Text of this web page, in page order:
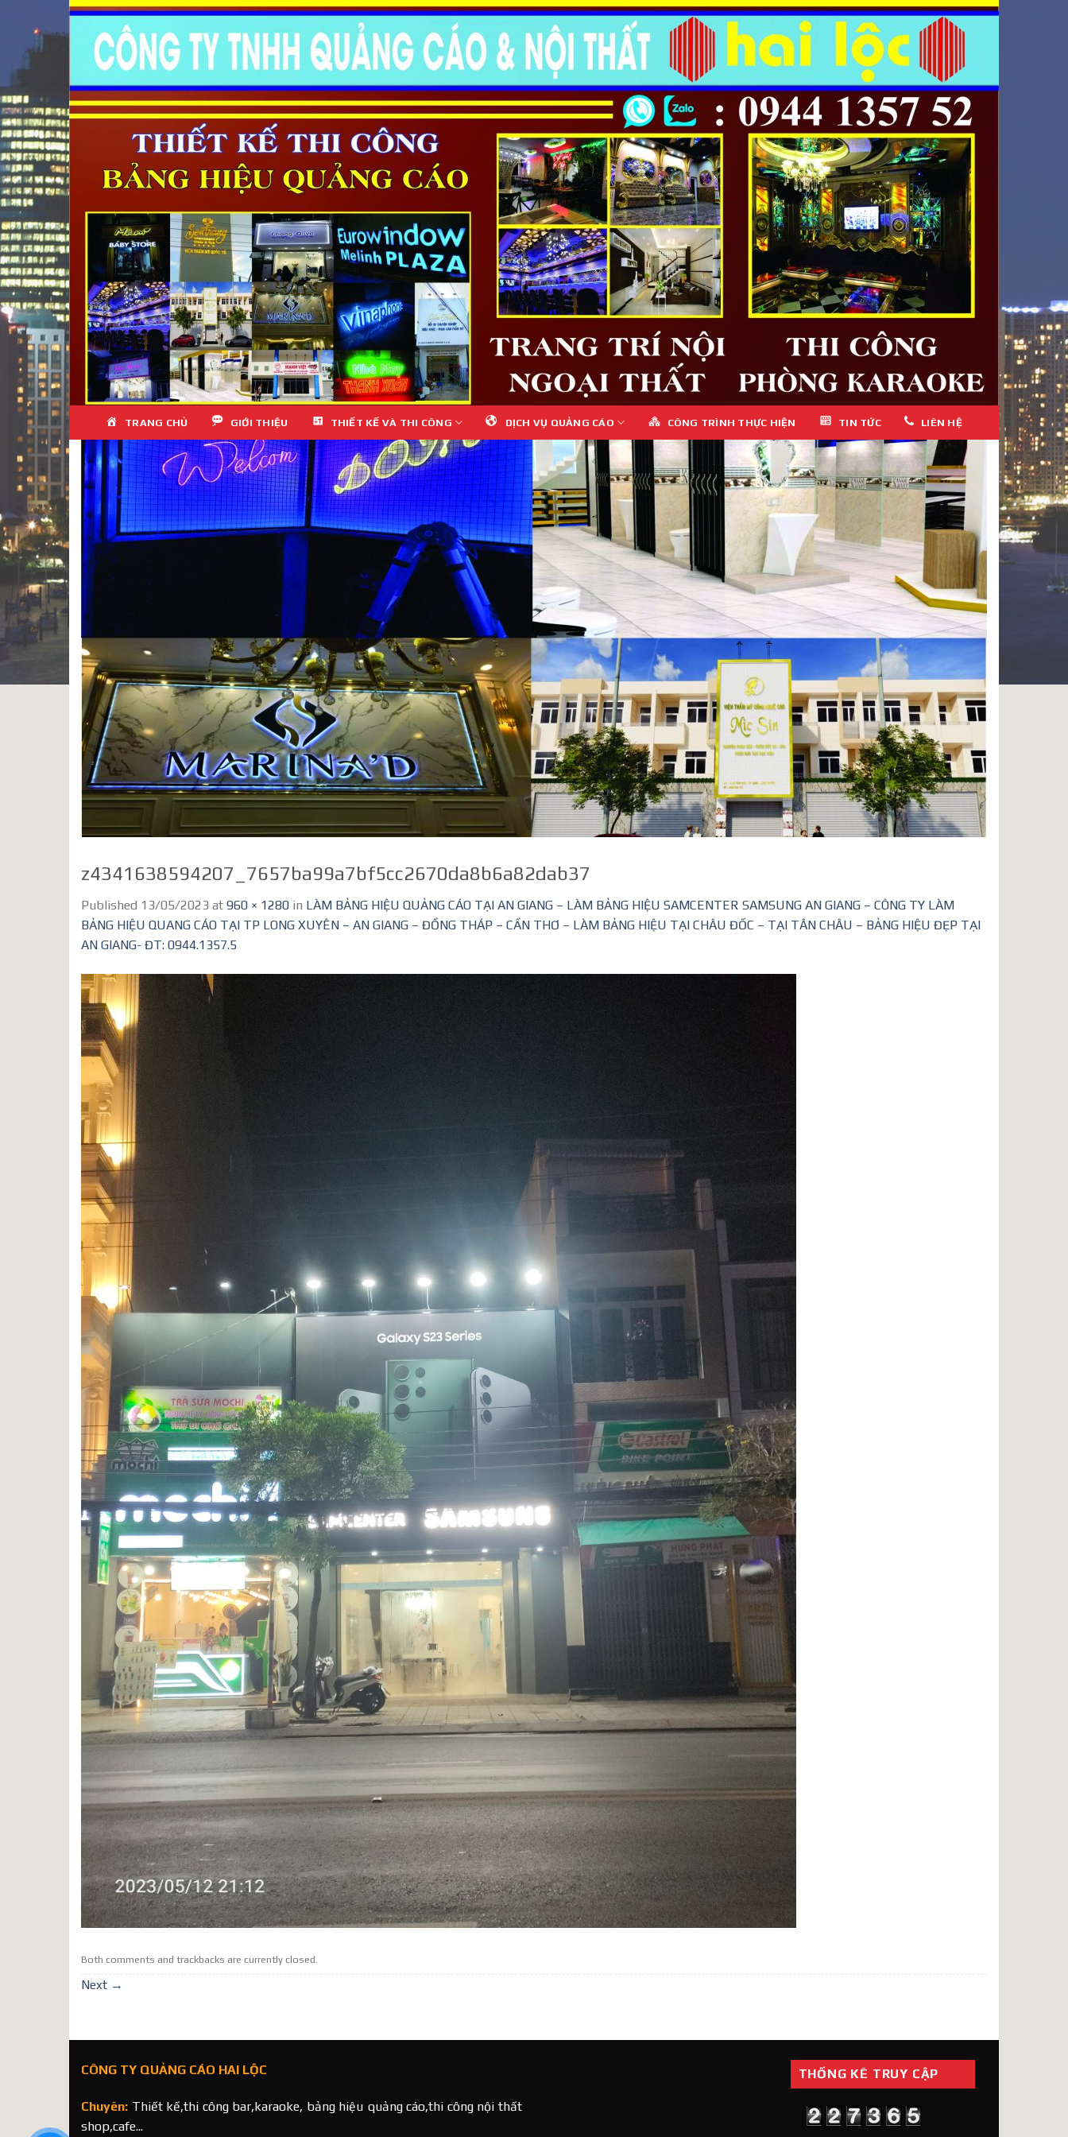
Skip
content
TRANG CHỦ GIỚI THIỆU THIẾT KẾ VÀ THI CÔNG DỊCH VỤ QUẢNG CÁO CÔNG TRÌNH THỰC HIỆN TIN TỨC LIÊN HỆ
z4341638594207_7657ba99a7bf5cc2670da8b6a82dab37
Published 13/05/2023 at 960 × 1280 in LÀM BẢNG HIỆU QUẢNG CÁO TẠI AN GIANG – LÀM BẢNG HIỆU SAMCENTER SAMSUNG AN GIANG – CÔNG TY LÀM
BẢNG HIỆU QUANG CÁO TẠI TP LONG XUYÊN – AN GIANG – ĐỒNG THÁP – CẦN THƠ – LÀM BẢNG HIỆU TẠI CHÂU ĐỐC – TẠI TÂN CHÂU – BẢNG HIỆU ĐẸP TẠI
AN GIANG- ĐT: 0944.1357.5
Both comments and trackbacks are currently closed.
Next →
CÔNG TY QUẢNG CÁO HAI LỘC
Chuyên: Thiết kế,thi công bar,karaoke, bảng hiệu quảng cáo,thi công nội thất
shop,cafe...
THỐNG KÊ TRUY CẬP